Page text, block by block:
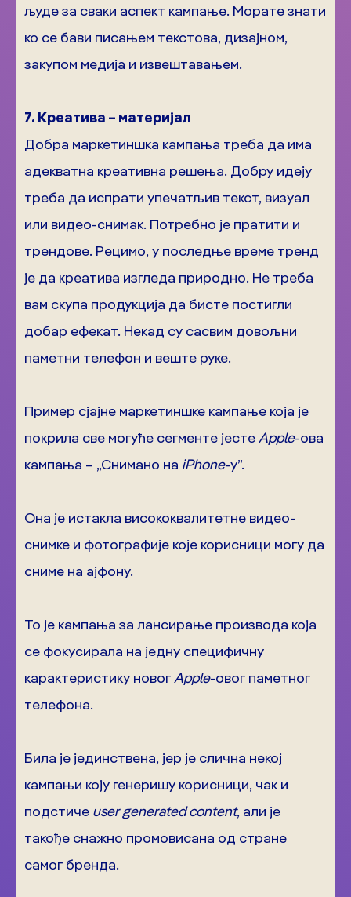
људе за сваки аспект кампање. Морате знати
ко се бави писањем текстова, дизајном,
закупом медија и извештавањем.
7. Креатива – материјал
Добра маркетиншка кампања треба да има
адекватна креативна решења. Добру идеју
треба да испрати упечатљив текст, визуал
или видео-снимак. Потребно је пратити и
трендове. Рецимо, у последње време тренд
је да креатива изгледа природно. Не треба
вам скупа продукција да бисте постигли
добар ефекат. Некад су сасвим довољни
паметни телефон и веште руке.
Пример сјајне маркетиншке кампање која је
покрила све могуће сегменте јестеApple-ова
кампања – „Снимано на iPhone-у”.
Она је истакла висококвалитетне видео-
снимке и фотографије које корисници могу да
сниме на ајфону.
То је кампања за лансирање производа која
се фокусирала на једну специфичну
карактеристику новогApple-овог паметног
телефона.
Била је јединствена, јер је слична некој
кампањи коју генеришу корисници, чак и
подстиче user generated content, али је
такође снажно промовисана од стране
самог бренда.